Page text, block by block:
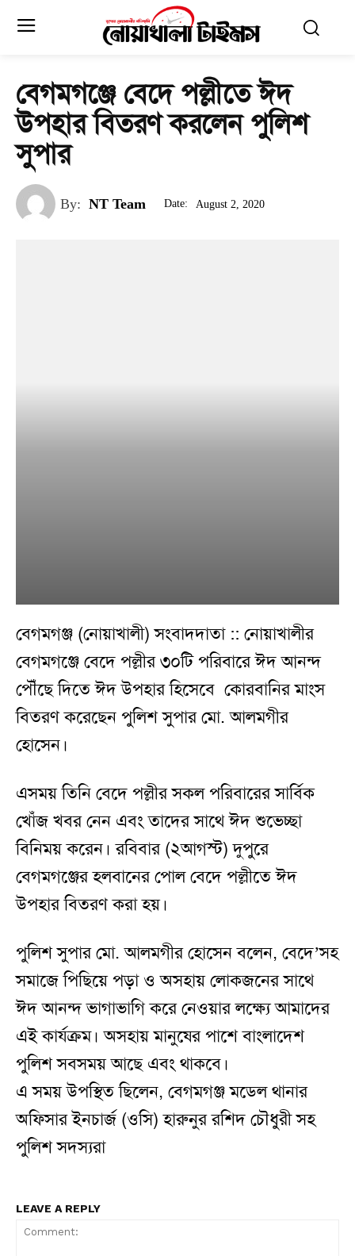
বেগমগঞ্জে বেদে পল্লীতে ঈদ
উপহার বিতরণ করলেন পুলিশ
সুপার
By: NT Team Date: August 2, 2020
বেগমগঞ্জ (নোয়াখালী) সংবাদদাতা :: নোয়াখালীর
বেগমগঞ্জে বেদে পল্লীর ৩০টি পরিবারে ঈদ আনন্দ
পৌঁছে দিতে ঈদ উপহার হিসেবে কোরবানির মাংস
বিতরণ করেছেন পুলিশ সুপার মো. আলমগীর
হোসেন।
এসময় তিনি বেদে পল্লীর সকল পরিবারের সার্বিক
খোঁজ খবর নেন এবং তাদের সাথে ঈদ শুভেচ্ছা
বিনিময় করেন। রবিবার (২আগস্ট) দুপুরে
বেগমগঞ্জের হলবানের পোল বেদে পল্লীতে ঈদ
উপহার বিতরণ করা হয়।
পুলিশ সুপার মো. আলমগীর হোসেন বলেন, বেদে’সহ
সমাজে পিছিয়ে পড়া ও অসহায় লোকজনের সাথে
ঈদ আনন্দ ভাগাভাগি করে নেওয়ার লক্ষ্যে আমাদের
এই কার্যক্রম। অসহায় মানুষের পাশে বাংলাদেশ
পুলিশ সবসময় আছে এবং থাকবে।
এ সময় উপস্থিত ছিলেন, বেগমগঞ্জ মডেল থানার
অফিসার ইনচার্জ (ওসি) হারুনুর রশিদ চৌধুরী সহ
পুলিশ সদস্যরা
LEAVE A REPLY